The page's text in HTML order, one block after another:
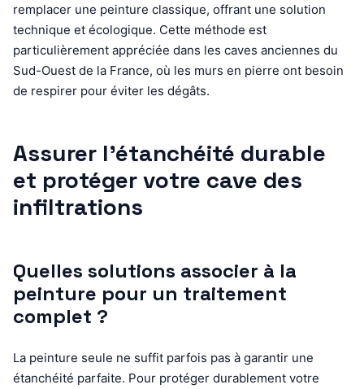
remplacer une peinture classique, offrant une solution
technique et écologique. Cette méthode est
particulièrement appréciée dans les caves anciennes du
Sud-Ouest de la France, où les murs en pierre ont besoin
de respirer pour éviter les dégâts.
Assurer l’étanchéité durable
et protéger votre cave des
infiltrations
Quelles solutions associer à la
peinture pour un traitement
complet ?
La peinture seule ne suffit parfois pas à garantir une
étanchéité parfaite. Pour protéger durablement votre